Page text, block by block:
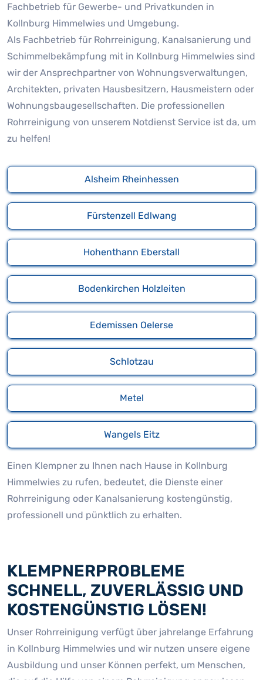
Fachbetrieb für Gewerbe- und Privatkunden in
Kollnburg Himmelwies und Umgebung.
Als Fachbetrieb für Rohrreinigung, Kanalsanierung und
Schimmelbekämpfung mit in Kollnburg Himmelwies sind
wir der Ansprechpartner von Wohnungsverwaltungen,
Architekten, privaten Hausbesitzern, Hausmeistern oder
Wohnungsbaugesellschaften. Die professionellen
Rohrreinigung von unserem Notdienst Service ist da, um
zu helfen!
Alsheim Rheinhessen
Fürstenzell Edlwang
Hohenthann Eberstall
Bodenkirchen Holzleiten
Edemissen Oelerse
Schlotzau
Metel
Wangels Eitz
Einen Klempner zu Ihnen nach Hause in Kollnburg
Himmelwies zu rufen, bedeutet, die Dienste einer
Rohrreinigung oder Kanalsanierung kostengünstig,
professionell und pünktlich zu erhalten.
KLEMPNERPROBLEME
SCHNELL, ZUVERLÄSSIG UND
KOSTENGÜNSTIG LÖSEN!
Unser Rohrreinigung verfügt über jahrelange Erfahrung
in Kollnburg Himmelwies und wir nutzen unsere eigene
Ausbildung und unser Können perfekt, um Menschen,